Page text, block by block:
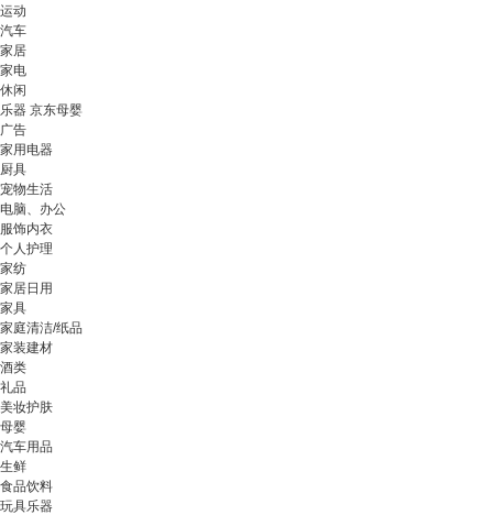
运动
汽车
家居
家电
休闲
乐器 京东母婴
广告
家用电器
厨具
宠物生活
电脑、办公
服饰内衣
个人护理
家纺
家居日用
家具
家庭清洁/纸品
家装建材
酒类
礼品
美妆护肤
母婴
汽车用品
生鲜
食品饮料
玩具乐器